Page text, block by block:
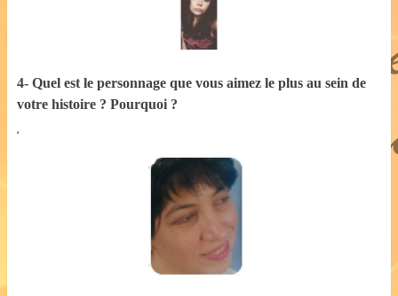
4- Quel est le personnage que vous aimez le plus au sein de
votre histoire ? Pourquoi ?
‘